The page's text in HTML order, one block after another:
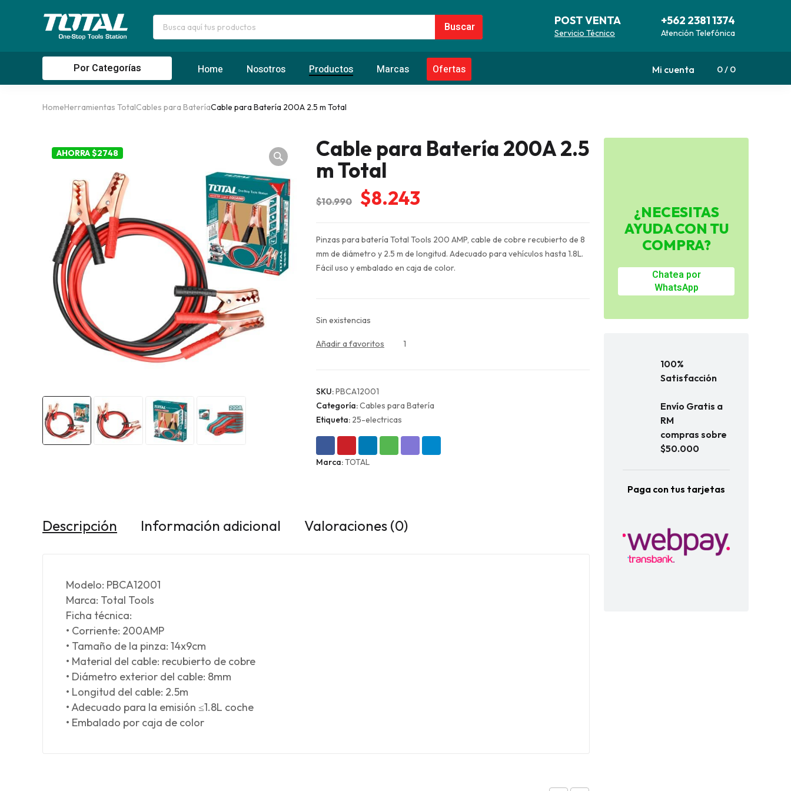
POST VENTA
Servicio Técnico
+562 2381 1374
Atención Telefónica
0 0
Mi cuenta
Por Categorías Home Nosotros Productos Marcas Ofertas
HomeHerramientas TotalCables para BateríaCable para Batería 200A 2.5 m Total
AHORRA $2748
Cable para Batería 200A 2.5
m Total
$10.990
El
original
era:
$10.990.
$8.243
actual
es:
$8.243.
Pinzas para batería Total Tools 200 AMP, cable de cobre recubierto de 8
mm de diámetro y 2.5 m de longitud. Adecuado para vehículos hasta 1.8L.
Fácil uso y embalado en caja de color.
Sin existencias
Añadir a favoritos 1
SKU:PBCA12001
Categoría:Cables para Batería
Etiqueta: 25-electricas
Marca:TOTAL
Descripción Información adicional Valoraciones (0)
Modelo: PBCA12001
Marca: Total Tools
Ficha técnica:
• Corriente: 200AMP
• Tamaño de la pinza: 14x9cm
• Material del cable: recubierto de cobre
• Diámetro exterior del cable: 8mm
• Longitud del cable: 2.5m
• Adecuado para la emisión ≤1.8L coche
• Embalado por caja de color
¿NECESITAS
AYUDA CON TU
COMPRA?
Chatea por
WhatsApp
100%
Satisfacción
Envío Gratis a
RM
compras sobre
$50.000
Paga con tus tarjetas